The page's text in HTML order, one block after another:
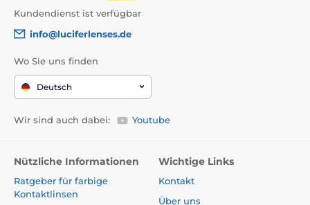
Kundendienst ist verfügbar
info@luciferlenses.de
Wo Sie uns finden
Deutsch
Wir sind auch dabei: Youtube
Nützliche Informationen
Ratgeber für farbige
Kontaktlinsen
Wichtige Links
Kontakt
Über uns